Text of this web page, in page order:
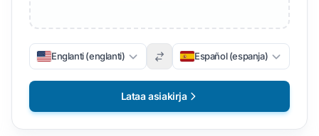
Englanti (englanti) Español (espanja)
Lataa asiakirja